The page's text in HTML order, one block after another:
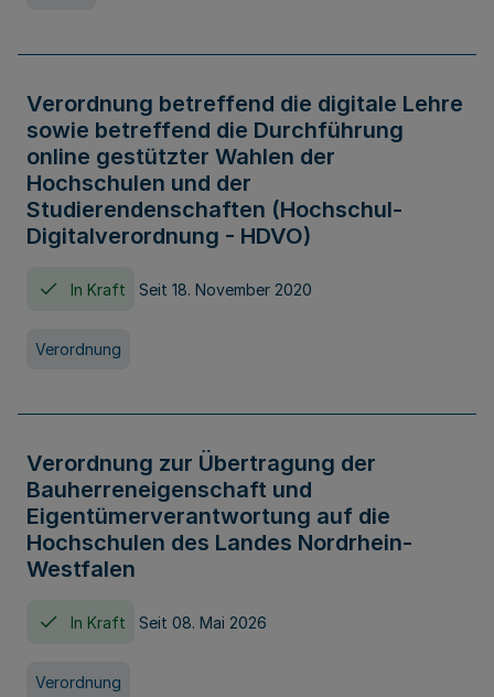
Verordnung betreffend die digitale Lehre
sowie betreffend die Durchführung
online gestützter Wahlen der
Hochschulen und der
Studierendenschaften (Hochschul-
Digitalverordnung - HDVO)
In Kraft Seit 18. November 2020
Verordnung
Verordnung zur Übertragung der
Bauherreneigenschaft und
Eigentümerverantwortung auf die
Hochschulen des Landes Nordrhein-
Westfalen
In Kraft Seit 08. Mai 2026
Verordnung